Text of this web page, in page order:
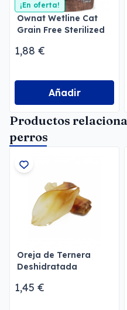
¡En oferta!
Ownat Wetline Cat
Grain Free Sterilized
1,88 €
Añadir
Productos
perros
Oreja de Ternera
Deshidratada
1,45 €